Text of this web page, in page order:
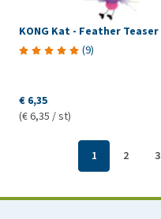
KONG Kat - Feather Teaser
(9)
€ 6,35
(€ 6,35 / st)
1 2 3